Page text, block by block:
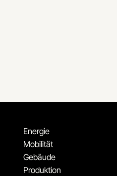
Energie
Mobilität
Gebäude
Produktion